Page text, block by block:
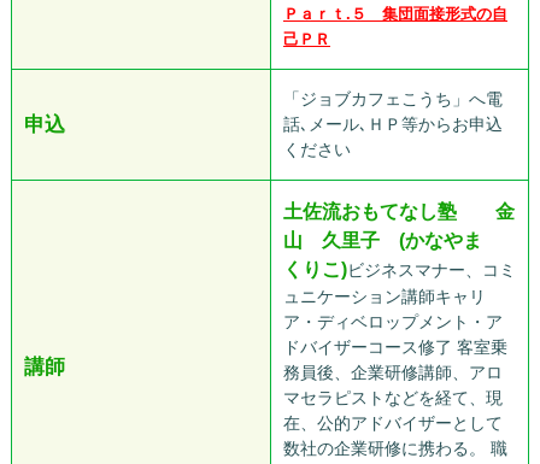
Ｐａｒｔ.５ 集団面接形式の自
己ＰＲ
申込
「ジョブカフェこうち」へ電
話､メール､ＨＰ等からお申込
ください
講師
土佐流おもてなし塾 金
山 久里子 (かなやま
くりこ)ビジネスマナー、コミ
ュニケーション講師キャリ
ア・ディベロップメント・ア
ドバイザーコース修了 客室乗
務員後、企業研修講師、アロ
マセラピストなどを経て、現
在、公的アドバイザーとして
数社の企業研修に携わる。 職